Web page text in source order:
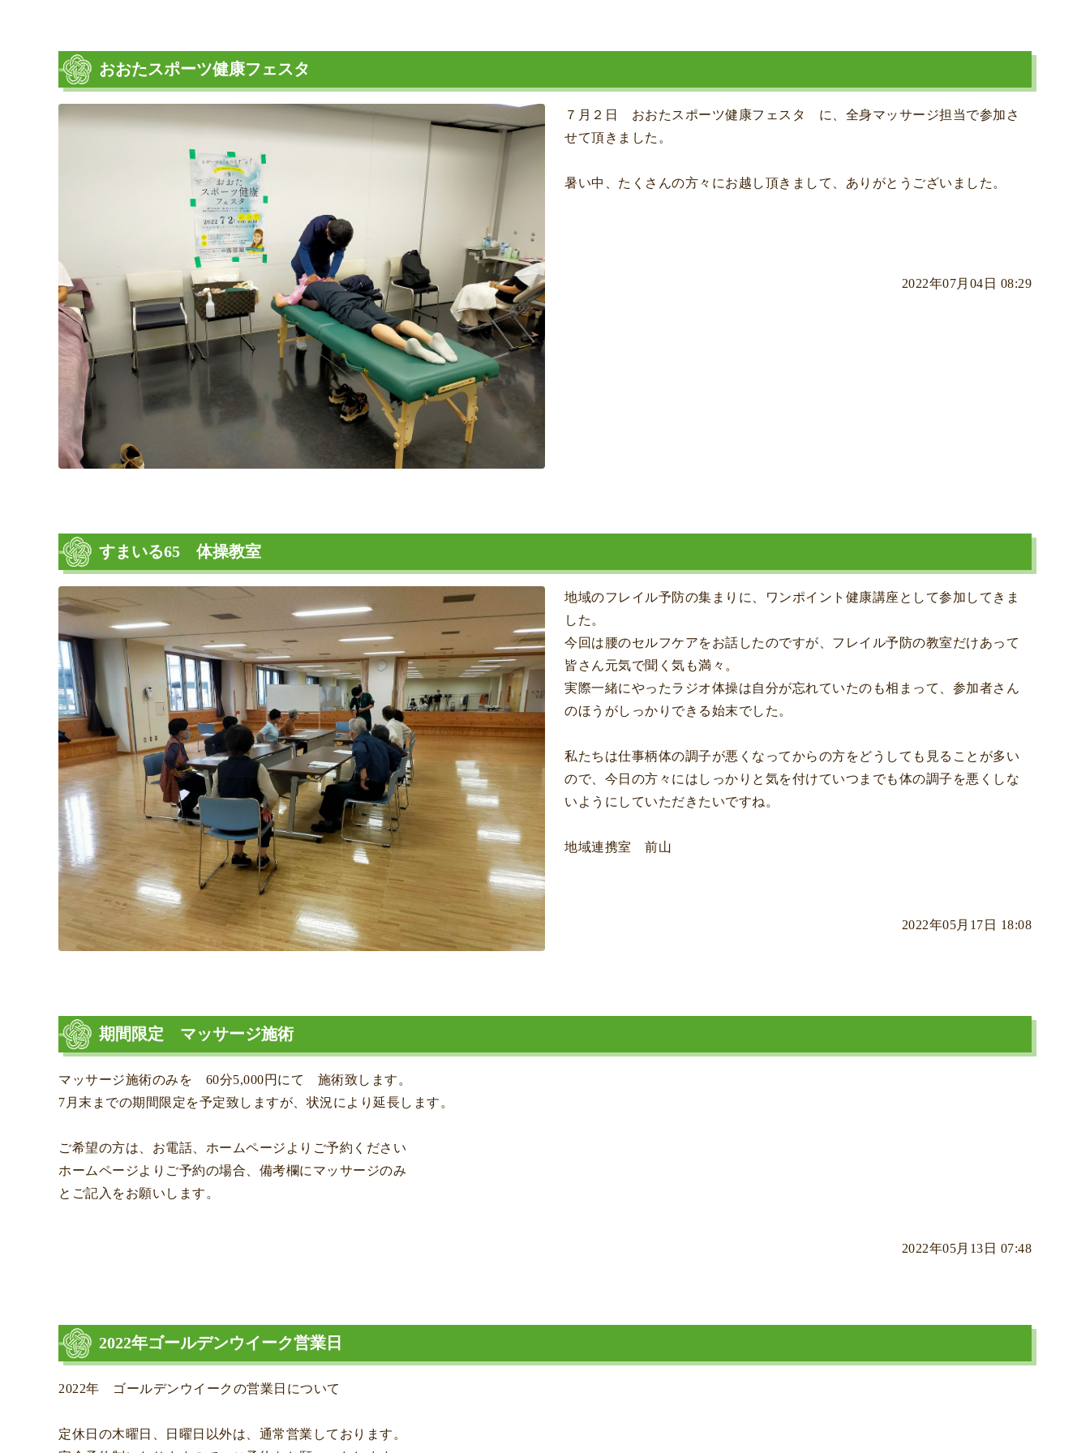
おおたスポーツ健康フェスタ
７月２日 おおたスポーツ健康フェスタ に、全身マッサージ担当で参加さ
せて頂きました。
暑い中、たくさんの方々にお越し頂きまして、ありがとうございました。
2022年07月04日 08:29
すまいる65 体操教室
地域のフレイル予防の集まりに、ワンポイント健康講座として参加してきま
した。
今回は腰のセルフケアをお話したのですが、フレイル予防の教室だけあって
皆さん元気で聞く気も満々。
実際一緒にやったラジオ体操は自分が忘れていたのも相まって、参加者さん
のほうがしっかりできる始末でした。
私たちは仕事柄体の調子が悪くなってからの方をどうしても見ることが多い
ので、今日の方々にはしっかりと気を付けていつまでも体の調子を悪くしな
いようにしていただきたいですね。
地域連携室 前山
2022年05月17日 18:08
期間限定 マッサージ施術
マッサージ施術のみを 60分5,000円にて 施術致します。
7月末までの期間限定を予定致しますが、状況により延長します。
ご希望の方は、お電話、ホームページよりご予約ください
ホームページよりご予約の場合、備考欄にマッサージのみ
とご記入をお願いします。
2022年05月13日 07:48
2022年ゴールデンウイーク営業日
2022年 ゴールデンウイークの営業日について
定休日の木曜日、日曜日以外は、通常営業しております。